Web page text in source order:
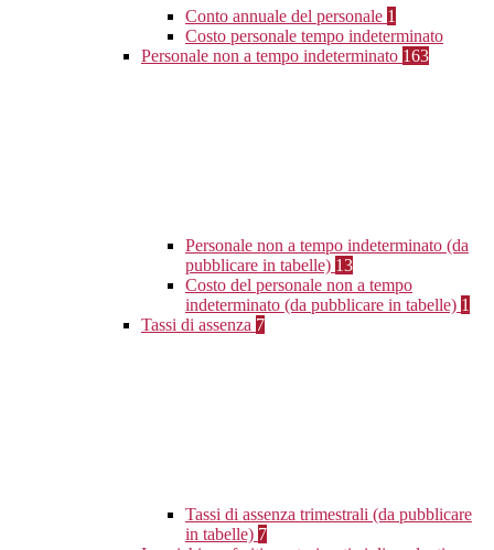
Conto annuale del personale 1
Costo personale tempo indeterminato
Personale non a tempo indeterminato 163
Personale non a tempo indeterminato (da
pubblicare in tabelle) 13
Costo del personale non a tempo
indeterminato (da pubblicare in tabelle) 1
Tassi di assenza 7
Tassi di assenza trimestrali (da pubblicare
in tabelle) 7